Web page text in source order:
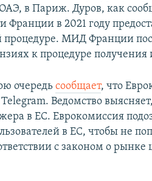
в Париж. Дуров, как
Франции в 2021 году
МИД Франции
к процедуре
очередьсообщает, что
Ведомство
в ЕС. Еврокомиссия
в ЕС, чтобы не
с законом о рынке